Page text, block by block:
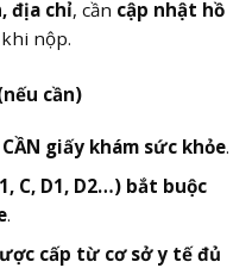
địa chỉ, cần cập nhật hồ
nộp.
cần)
CẦN giấy khám sức khỏe.
C, D1, D2…) bắt buộc
.
cấp từ cơ sở y tế đủ